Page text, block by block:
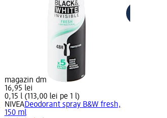
magazin dm
16,95 lei
0,15 l (113,00 lei pe 1 l)
NIVEADeodorant spray B&W fresh,
150 ml